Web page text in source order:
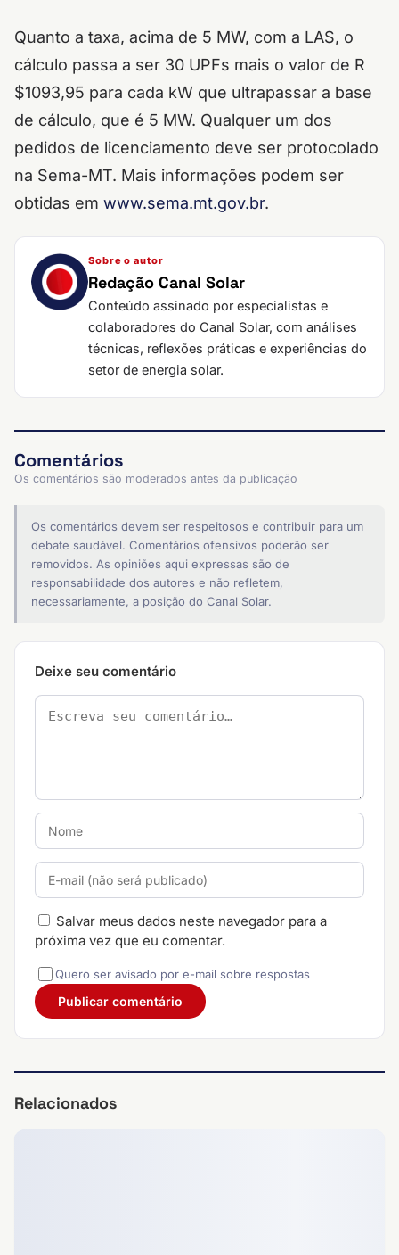
Quanto a taxa, acima de 5 MW, com a LAS, o
cálculo passa a ser 30 UPFs mais o valor de R
$1093,95 para cada kW que ultrapassar a base
de cálculo, que é 5 MW. Qualquer um dos
pedidos de licenciamento deve ser protocolado
na Sema-MT. Mais informações podem ser
obtidas em www.sema.mt.gov.br.
Sobre o autor
Redação Canal Solar
Conteúdo assinado por especialistas e
colaboradores do Canal Solar, com análises
técnicas, reflexões práticas e experiências do
setor de energia solar.
Comentários
Os comentários são moderados antes da publicação
Os comentários devem ser respeitosos e contribuir para um
debate saudável. Comentários ofensivos poderão ser
removidos. As opiniões aqui expressas são de
responsabilidade dos autores e não refletem,
necessariamente, a posição do Canal Solar.
Deixe seu comentário
Salvar meus dados neste navegador para a
próxima vez que eu comentar.
Quero ser avisado por e-mail sobre respostas
Relacionados